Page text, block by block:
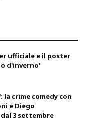
ufficiale e il poster
d'inverno'
crime comedy con
e Diego
3 settembre